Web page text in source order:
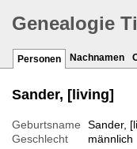
Genealogie
Personen Nachnamen
Sander, [living]
Geburtsname
Sander,
Geschlecht
männlich